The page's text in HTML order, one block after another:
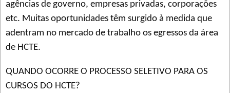
agências de governo, empresas privadas, corporações
etc. Muitas oportunidades têm surgido à medida que
adentram no mercado de trabalho os egressos da área
de HCTE.
QUANDO OCORRE O PROCESSO SELETIVO PARA OS
CURSOS DO HCTE?